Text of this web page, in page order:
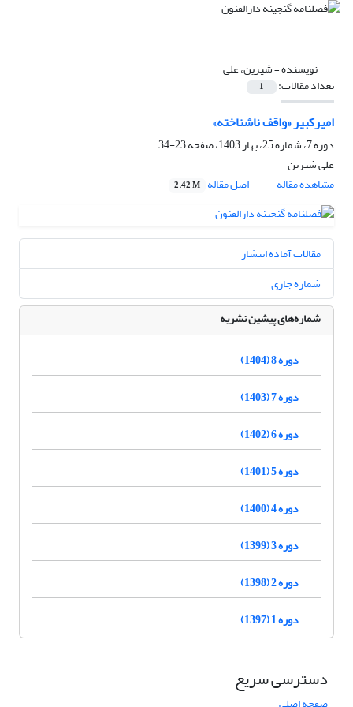
نویسنده =شیرین، علی
تعداد مقالات: 1
امیرکبیر «واقف ناشناخته»
دوره 7، شماره 25، بهار 1403، صفحه
23-34
علی شیرین
مشاهده مقاله
اصل مقاله 2.42 M
مقالات آماده انتشار
شماره جاری
شماره‌های پیشین نشریه
دوره 8 (1404)
دوره 7 (1403)
دوره 6 (1402)
دوره 5 (1401)
دوره 4 (1400)
دوره 3 (1399)
دوره 2 (1398)
دوره 1 (1397)
دسترسی سریع